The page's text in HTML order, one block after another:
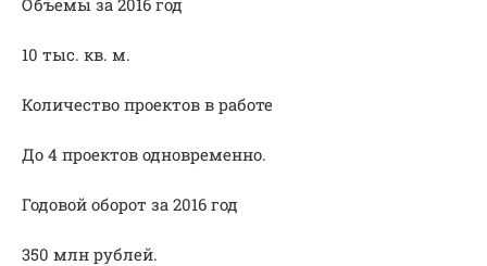
10 тыс. кв. м.
Количество проектов в работе
До 4 проектов одновременно.
Годовой оборот за 2016 год
350 млн рублей.